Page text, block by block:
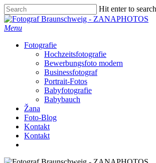
Skip
to
main
Hit enter to
Close
Search
Menu
Fotografie
Hochzeitsfotografie
Bewerbungsfoto modern
Businessfotograf
Portrait-Fotos
Babyfotografie
Babybauch
Žana
Foto-Blog
Kontakt
Kontakt